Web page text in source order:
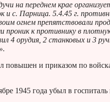
на переднем крае
и с. Парница. 5.4.45 г.
огнем препятствовали
к противнику в
4 орудия, 2 станковых и 3
повышен и приказом по
1945 года убыл в